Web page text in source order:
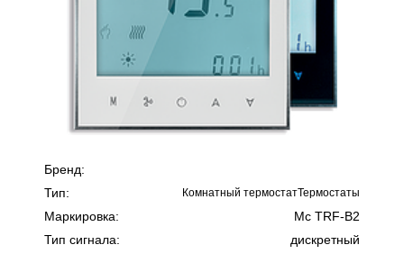
Бренд:
Тип:
Комнатный термостатТермостаты
Маркировка:
Mc TRF-B2
Тип сигнала:
дискретный